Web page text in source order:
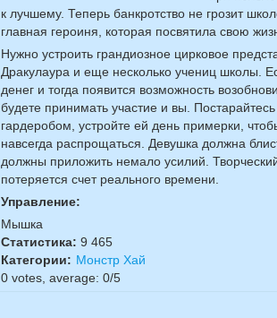
к лучшему. Теперь банкротство не грозит
главная героиня, которая посвятила свою
Нужно устроить грандиозное цирковое
Дракулаура и еще несколько учениц школы.
денег и тогда появится возможность
будете принимать участие и вы.
гардеробом, устройте ей день примерки,
навсегда распрощаться. Девушка должна
должны приложить немало усилий.
потеряется счет реального времени.
Управление:
Мышка
Статистика: 9 465
Категории: Монстр Хай
0 votes, average: 0/5